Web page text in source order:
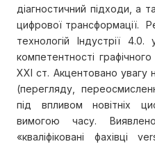
діагностичний підходи, а
цифрової трансформації.
технологій Індустрії
компетентності
ХХІ ст. Акцентовано увагу
(перегляду,
під впливом новітніх
вимогою часу.
«кваліфіковані фахівці